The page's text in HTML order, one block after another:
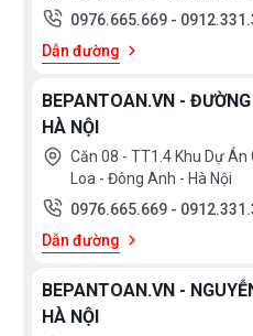
0976.665.669 -
Dẫn đường
BEPANTOAN.VN -
HÀ NỘI
Căn 08 - TT1.4 Khu Dự
Loa - Đông Anh - Hà Nội
0976.665.669 -
Dẫn đường
BEPANTOAN.VN -
HÀ NỘI